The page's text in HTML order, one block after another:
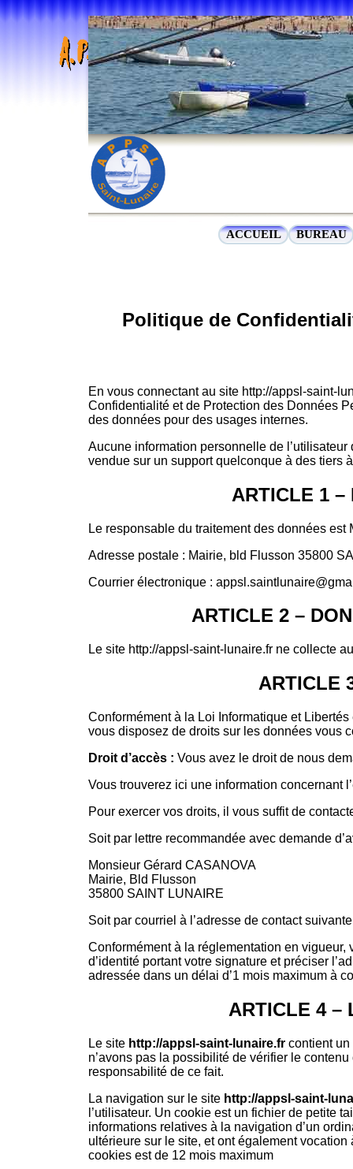
Previous
ACCUEIL BUREAU
Politique de
En vous connectant au site http://appsl-saint-
Confidentialité et de Protection des Données
des données pour des usages internes.
Aucune information personnelle de
vendue sur un support quelconque à des tiers à
ARTICLE 1 –
Le responsable du traitement des données
Adresse postale : Mairie, bld Flusson 35800
Courrier électronique :
ARTICLE 2 –
Le site http://appsl-saint-lunaire.fr ne collecte
ARTICLE
Conformément à la Loi Informatique et
vous disposez de droits sur les données vous
Droit d’accès : Vous avez le droit de nous
Vous trouverez ici une information concernant
Pour exercer vos droits, il vous suffit de
Soit par lettre recommandée avec demande
Monsieur Gérard CASANOVA
Mairie, Bld Flusson
35800 SAINT LUNAIRE
Soit par courriel à l’adresse de contact
Conformément à la réglementation en
d’identité portant votre signature et préciser
adressée dans un délai d’1 mois maximum à
ARTICLE 4 –
Le site http://appsl-saint-lunaire.fr contient un
n’avons pas la possibilité de vérifier le
responsabilité de ce fait.
La navigation sur le site http://appsl-saint-
l’utilisateur. Un cookie est un fichier de petite
informations relatives à la navigation d’un
ultérieure sur le site, et ont également
cookies est de 12 mois maximum